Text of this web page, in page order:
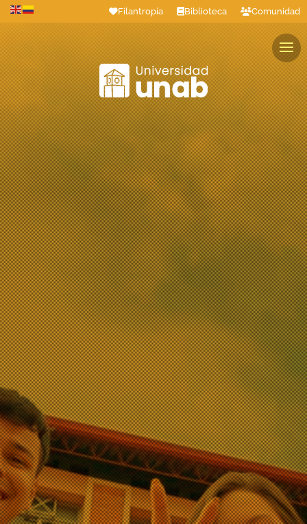
Filantropía Biblioteca Comunidad
Estudiantes Profesores Colaboradores Graduados